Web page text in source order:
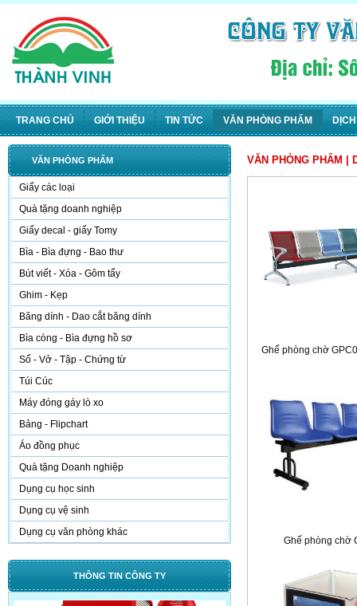
TRANG CHỦ GIỚI THIỆU TIN TỨC VĂN PHÒNG PHẨM
VĂN PHÒNG PHẨM
Giấy các loại
Quà tặng doanh nghiệp
Giấy decal - giấy Tomy
Bìa - Bìa đựng - Bao thư
Bút viết - Xóa - Gôm tẩy
Ghim - Kẹp
Băng dính - Dao cắt băng dính
Bìa còng - Bìa đựng hồ sơ
Sổ - Vở - Tập - Chứng từ
Túi Cúc
Máy đóng gáy lò xo
Bảng - Flipchart
Áo đồng phục
Quà tặng Doanh nghiệp
Dụng cụ học sinh
Dụng cụ vệ sinh
Dụng cụ văn phòng khác
THÔNG TIN CÔNG TY
VĂN PHÒNG PHẨM |
Ghế phòng chờ
Ghế phòng chờ